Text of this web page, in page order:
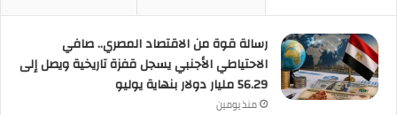
رسالة قوة من الاقتصاد المصري.. صافي
الاحتياطي الأجنبي يسجل قفزة تاريخية ويصل إلى
56.29 مليار دولار بنهاية يوليو
منذ يومين